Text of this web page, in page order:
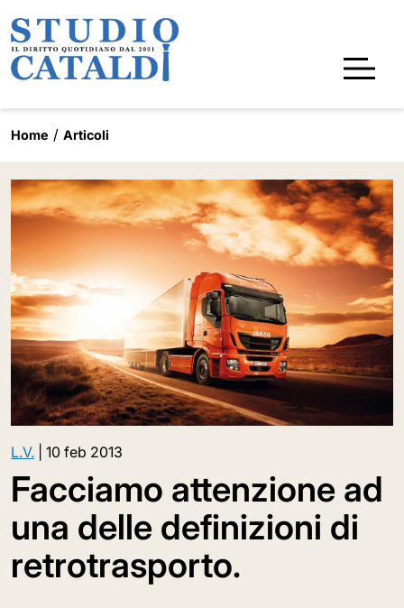
Home Articoli
L.V. 10 feb 2013
Facciamo attenzione ad
una delle definizioni di
retrotrasporto.